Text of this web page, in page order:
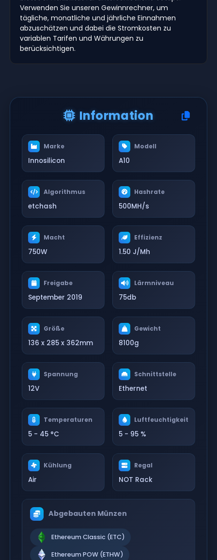
Verwenden Sie unseren Gewinnrechner, um
tägliche, monatliche und jährliche Einnahmen
abzuschätzen und dabei die Stromkosten zu
variablen Tarifen und Währungen zu
berücksichtigen.
Information
Marke
Innosilicon
Modell
A10
Algorithmus
etchash
Hashrate
500MH/s
Macht
750W
Effizienz
1.50 J/Mh
Freigabe
September 2019
Lärmniveau
75db
Größe
136 x 285 x 362mm
Gewicht
8100g
Spannung
12V
Schnittstelle
Ethernet
Temperaturen
5 - 45 °C
Luftfeuchtigkeit
5 - 95 %
Kühlung
Air
Regal
NOT Rack
Abgebauten Münzen
Ethereum Classic (ETC)
Ethereum POW (ETHW)